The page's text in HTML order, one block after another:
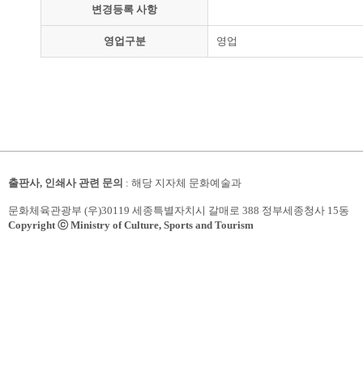
변경등록 사항
영업구분 영업
출판사, 인쇄사 관련 문의 : 해당 지자체 문화예술과
문화체육관광부 (우)30119 세종특별자치시 갈매로 388 정부세종청사 15동
Copyright ⓒ Ministry of Culture, Sports and Tourism